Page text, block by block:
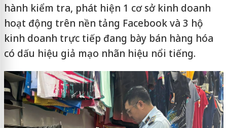
hành kiểm tra, phát hiện 1 cơ sở kinh doanh
hoạt động trên nền tảng Facebook và 3 hộ
kinh doanh trực tiếp đang bày bán hàng hóa
có dấu hiệu giả mạo nhãn hiệu nổi tiếng.